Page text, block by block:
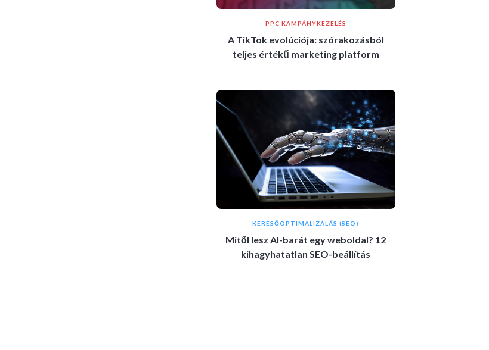
PPC KAMPÁNYKEZELÉS
A TikTok evolúciója: szórakozásból
teljes értékű marketing platform
KERESŐOPTIMALIZÁLÁS (SEO)
Mitől lesz AI-barát egy weboldal? 12
kihagyhatatlan SEO-beállítás